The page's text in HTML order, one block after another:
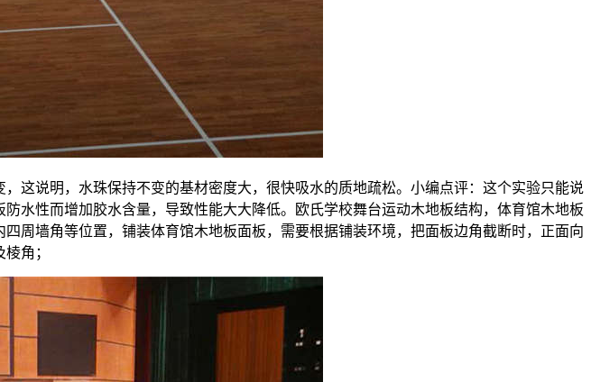
这说明，水珠保持不变的基材密度大，很快吸水的质地疏松。小编点评：这个实验只能说
水性而增加胶水含量，导致性能大大降低。欧氏学校舞台运动木地板结构，体育馆木地板
周墙角等位置，铺装体育馆木地板面板，需要根据铺装环境，把面板边角截断时，正面向
棱角；